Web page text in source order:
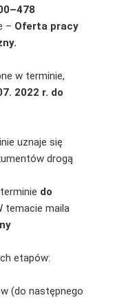
– Oferta pracy
w terminie,
2022 r. do
uznaje się
drogą
do
temacie maila
etapów:
(do następnego